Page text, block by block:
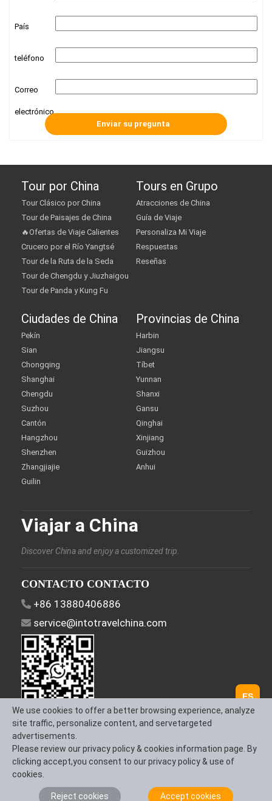
País
teléfono
Correo
electrónico
Tour por China
Tour Clásico por China
Tour de Paisajes de China
🔥Ofertas de Viaje Calientes
Crucero por el Río Yangtsé
Tour de la Ruta de la Seda
Tour de Chengdu y Jiuzhaigou
Tour de Panda y Kung Fu
Tours en Grupo
Atracciones de China
Guía de Viaje
Personaliza Mi Viaje
Respuestas
Reseñas
Ciudades de China
Pekín
Sian
Chongqing
Shanghai
Chengdu
Suzhou
Cantón
Hangzhou
Shenzhen
Zhangjiajie
Guilin
Provincias de China
Harbin
Jiangsu
Tíbet
Yunnan
Shanxi
Gansu
Qinghai
Xinjiang
Guizhou
Anhui
Viajar a China
Discover China and enjoy a customized trip.
CONTACTO CONTACTO
+86 13880406886
service@intotravelchina.com
Síguenos
ES
We use cookies to offer a better browsing experience, analyze
site traffic, personalize content, and servetargeted
advertisements.
Please review our privacy policy & cookies information page. By
clicking accept,you consent to our privacy policy & use of
cookies.
Reject cookies Accept cookies